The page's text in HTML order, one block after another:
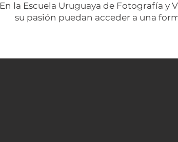
En la Escuela Uruguaya de Fotografía
su pasión puedan acceder a una